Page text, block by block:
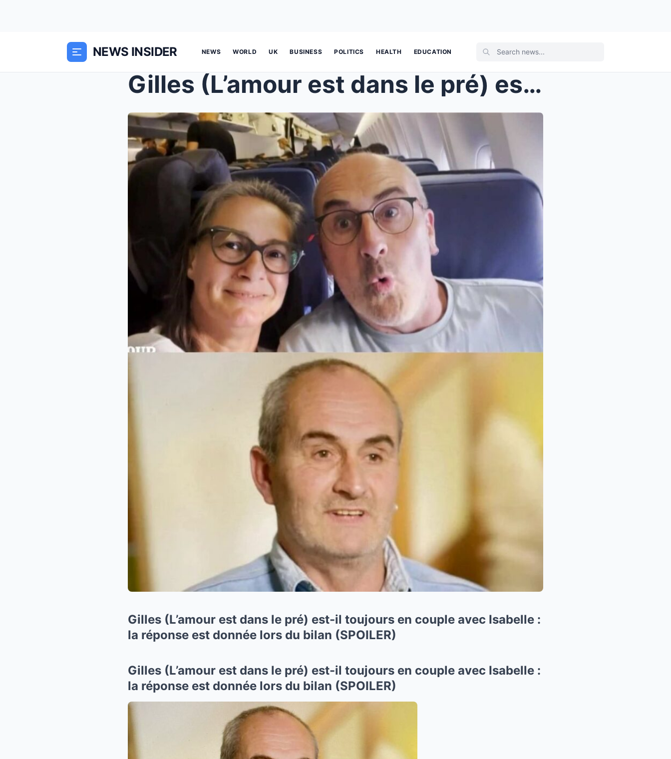
NEWS INSIDER NEWS WORLD UK BUSINESS POLITICS HEALTH EDUCATION
Gilles (L’amour est dans le pré) est-il touj...
Gilles (L’amour est dans le pré) est-il toujours en couple avec Isabelle :
la réponse est donnée lors du bilan (SPOILER)
Gilles (L’amour est dans le pré) est-il toujours en couple avec Isabelle :
la réponse est donnée lors du bilan (SPOILER)